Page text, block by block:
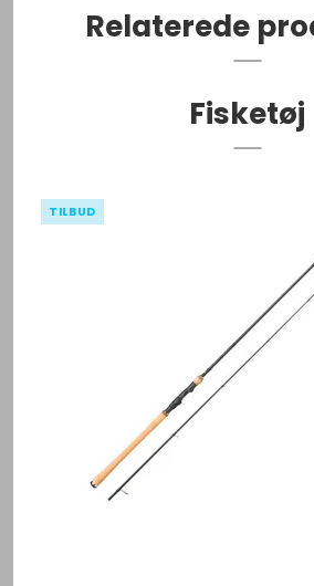
Relaterede
Fisketøj
TILBUD